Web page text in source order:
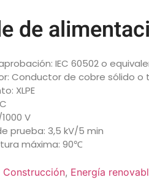
de
IEC 60502 o
Conductor de cobre sólido o
XLPE
V
prueba: 3,5 kV/5 min
máxima: 90℃
Construcción, Energía